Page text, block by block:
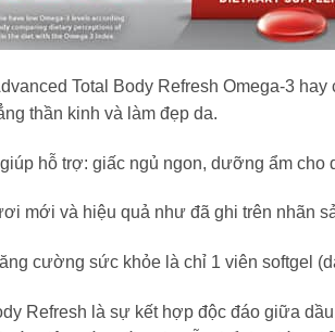
Total Body Refresh Omega-3
thần kinh và làm đẹp da.
hỗ trợ: giấc ngủ ngon, dưỡng ẩm cho
mới và hiệu quả như đã ghi trên nhãn
cường sức khỏe là chỉ 1 viên softgel
Refresh là sự kết hợp độc đáo giữa